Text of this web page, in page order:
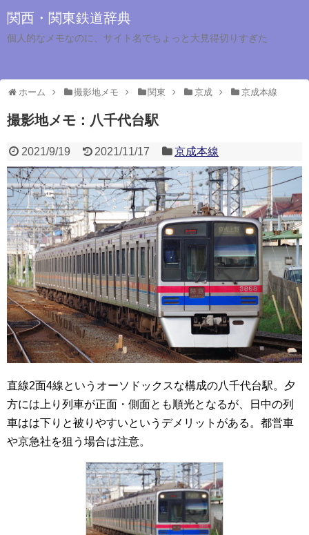
関西・関東鉄道辞典
個人的なメモなのに、サイト名でちょっと大見得切りすぎた
ホーム 撮影地メモ 関東 京成 京成本線
撮影地メモ：八千代台駅
2021/9/19 2021/11/17 京成本線
直線2面4線というオーソドックスな構成の八千代台駅。夕
方には上り列車が正面・側面とも順光となるが、日中の列
車はは下りと被りやすいというデメリットがある。都営車
や京急社を狙う場合は注意。